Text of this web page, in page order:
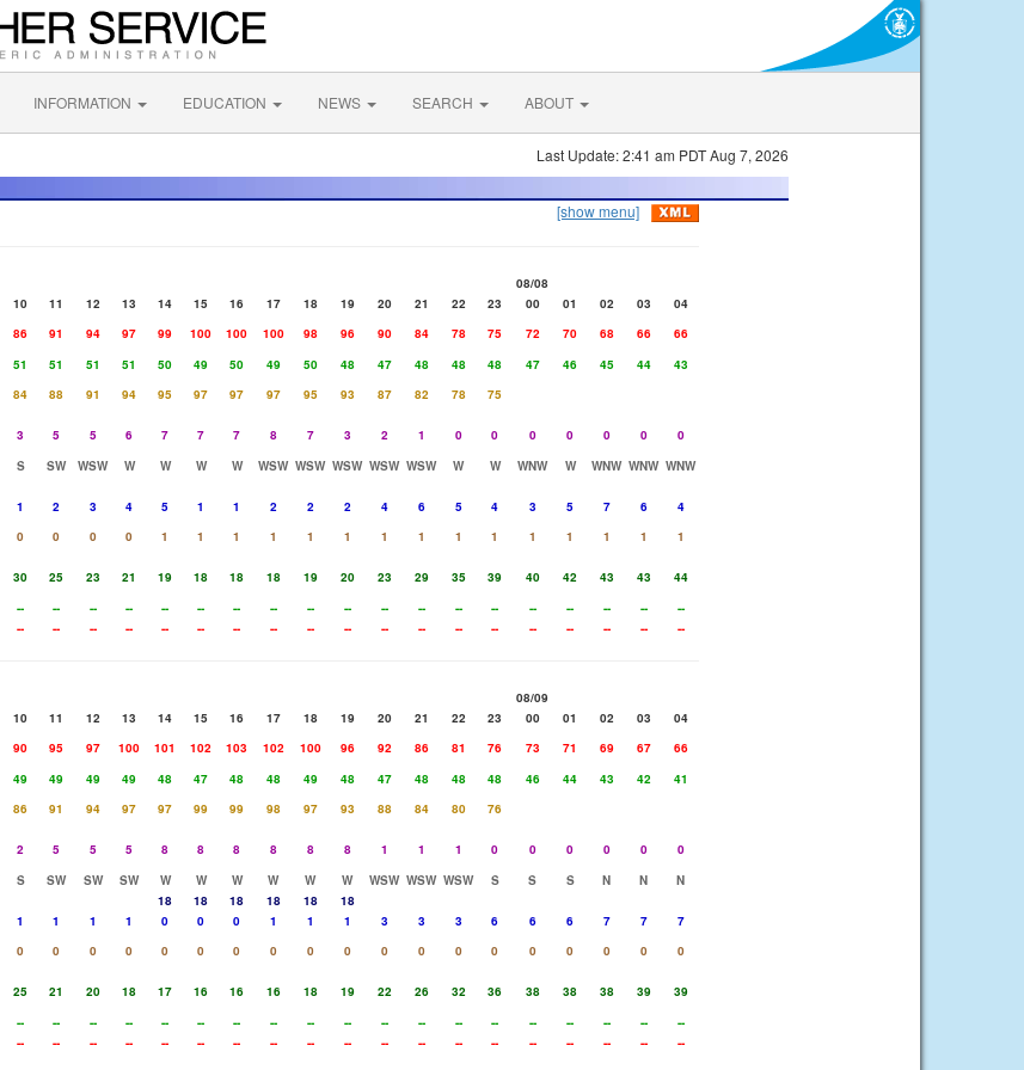
INFORMATION EDUCATION NEWS SEARCH ABOUT
Last Update: 2:41 am PDT Aug 7, 2026
[show menu]
08/08
10 11 12 13 14 15 16 17 18 19 20 21 22 23 00 01 02 03
04
86 91 94 97 99 100 100 100 98 96 90 84 78 75 72 70 68 66
66
51 51 51 51 50 49 50 49 50 48 47 48 48 48 47 46 45 44
43
84 88 91 94 95 97 97 97 95 93 87 82 78
75
3 5 5 6 7 7 7 8 7 3 2 1 0 0 0 0 0 0
0
S SW WSW W W W W WSW WSW WSW WSW WSW W W WNW W WNW WNW WNW
1 2 3 4 5 1 1 2 2 2 4 6 5 4 3 5 7 6
4
0 0 0 0 1 1 1 1 1 1 1 1 1 1 1 1 1 1
1
30 25 23 21 19 18 18 18 19 20 23 29 35 39 40 42 43 43
44
-- -- -- -- -- -- -- -- -- -- -- -- -- -- -- -- -- --
--
-- -- -- -- -- -- -- -- -- -- -- -- -- -- -- -- -- -- --
08/09
10 11 12 13 14 15 16 17 18 19 20 21 22 23 00 01 02 03
04
90 95 97 100 101 102 103 102 100 96 92 86 81 76 73 71 69 67
66
49 49 49 49 48 47 48 48 49 48 47 48 48 48 46 44 43 42
41
86 91 94 97 97 99 99 98 97 93 88 84 80
76
2 5 5 5 8 8 8 8 8 8 1 1 1 0 0 0 0 0
0
S SW SW SW W W W W W W WSW WSW WSW S S S N N
N
18 18 18 18 18
18
1 1 1 1 0 0 0 1 1 1 3 3 3 6 6 6 7 7
7
0 0 0 0 0 0 0 0 0 0 0 0 0 0 0 0 0 0
0
25 21 20 18 17 16 16 16 18 19 22 26 32 36 38 38 38 39
39
-- -- -- -- -- -- -- -- -- -- -- -- -- -- -- -- -- --
--
-- -- -- -- -- -- -- -- -- -- -- -- -- -- -- -- -- -- --